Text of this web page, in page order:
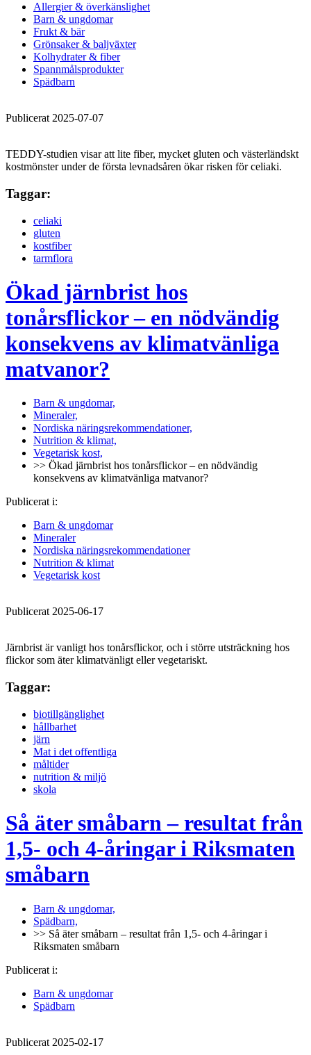
Allergier & överkänslighet
Barn & ungdomar
Frukt & bär
Grönsaker & baljväxter
Kolhydrater & fiber
Spannmålsprodukter
Spädbarn
Publicerat 2025-07-07
TEDDY-studien visar att lite fiber, mycket gluten och västerländskt
kostmönster under de första levnadsåren ökar risken för celiaki.
Taggar:
celiaki
gluten
kostfiber
tarmflora
Ökad järnbrist hos
tonårsflickor – en nödvändig
konsekvens av klimatvänliga
matvanor?
Barn & ungdomar,
Mineraler,
Nordiska näringsrekommendationer,
Nutrition & klimat,
Vegetarisk kost,
>> Ökad järnbrist hos tonårsflickor – en nödvändig
konsekvens av klimatvänliga matvanor?
Publicerat i:
Barn & ungdomar
Mineraler
Nordiska näringsrekommendationer
Nutrition & klimat
Vegetarisk kost
Publicerat 2025-06-17
Järnbrist är vanligt hos tonårsflickor, och i större utsträckning hos
flickor som äter klimatvänligt eller vegetariskt.
Taggar:
biotillgänglighet
hållbarhet
järn
Mat i det offentliga
måltider
nutrition & miljö
skola
Så äter småbarn – resultat från
1,5- och 4-åringar i Riksmaten
småbarn
Barn & ungdomar,
Spädbarn,
>> Så äter småbarn – resultat från 1,5- och 4-åringar i
Riksmaten småbarn
Publicerat i:
Barn & ungdomar
Spädbarn
Publicerat 2025-02-17